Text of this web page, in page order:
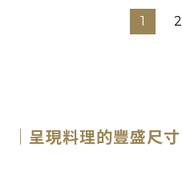
1 2
｜呈現料理的豐盛尺寸